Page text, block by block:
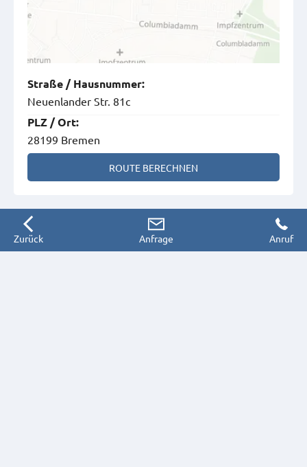
Straße / Hausnummer:
Neuenlander Str. 81c
PLZ /Ort:
28199 Bremen
ROUTE BERECHNEN
Zurück Anfrage Anruf